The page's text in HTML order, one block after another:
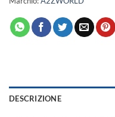
DESCRIZIONE